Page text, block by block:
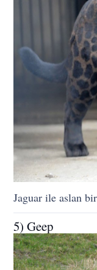
Jaguar ile aslan
5) Geep